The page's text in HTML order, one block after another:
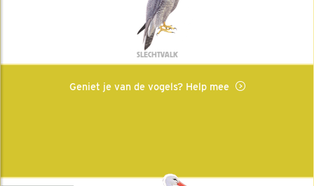
SLECHTVALK
Geniet je van de vogels? Help mee